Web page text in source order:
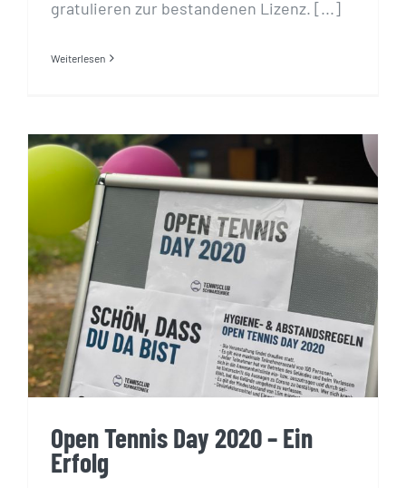
gratulieren zur bestandenen Lizenz. [...]
Weiterlesen
Open Tennis Day 2020 – Ein
Erfolg
Open Tennis Day 2020 – Ein
Erfolg